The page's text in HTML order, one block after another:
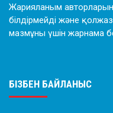
Жарияланым
білдірмейді және
мазмұны үшін жарнама
БІЗБЕН БАЙЛАНЫС